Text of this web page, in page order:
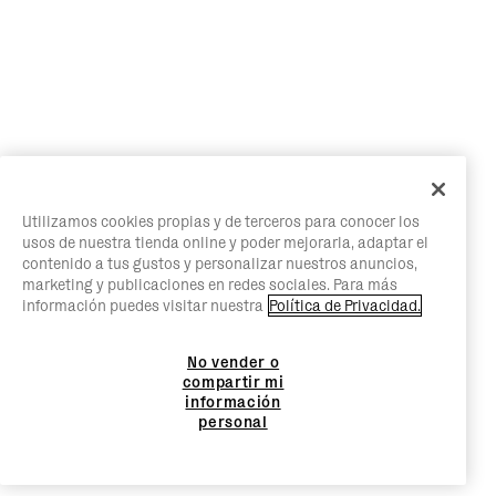
Utilizamos cookies propias y de terceros para conocer los
usos de nuestra tienda online y poder mejorarla, adaptar el
contenido a tus gustos y personalizar nuestros anuncios,
marketing y publicaciones en redes sociales. Para más
información puedes visitar nuestra Política de Privacidad.
No vender o
compartir mi
información
personal